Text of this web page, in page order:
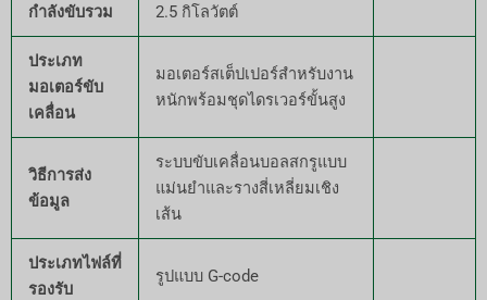
กำลังขับรวม 2.5 กิโลวัตต์
ประเภท
มอเตอร์ขับ
เคลื่อน
มอเตอร์สเต็ปเปอร์สำหรับงาน
หนักพร้อมชุดไดรเวอร์ขั้นสูง
วิธีการส่ง
ข้อมูล
ระบบขับเคลื่อนบอลสกรูแบบ
แม่นยำและรางสี่เหลี่ยมเชิง
เส้น
ประเภทไฟล์ที่
รองรับ
รูปแบบ G-code